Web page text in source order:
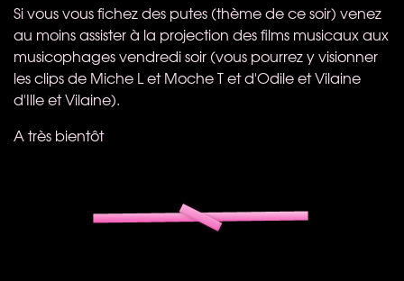
Si vous vous fichez des putes (thème de ce soir) venez
au moins assister à la projection des films musicaux aux
musicophages vendredi soir (vous pourrez y visionner
les clips de Miche L et Moche T et d'Odile et Vilaine
d'Ille et Vilaine).
A très bientôt